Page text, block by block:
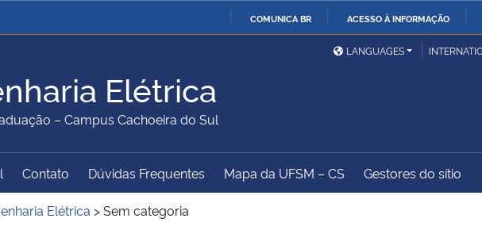
COMUNICA BR ACESSO À INFORMAÇÃO
Ministério da Justiça e
Ministério da Defesa
Ministério das Relações
Exteriores
Ministério da Educação Ministério da Cidadania
Ministério do Turismo
Ministério do
Desenvolvimento Regional
Controladoria-Geral da
LANGUAGES
Elétrica
– Campus Cachoeira do Sul
Sítio
Contato Dúvidas Frequentes Mapa da UFSM – CS Gestores do sítio
Elétrica >Sem categoria